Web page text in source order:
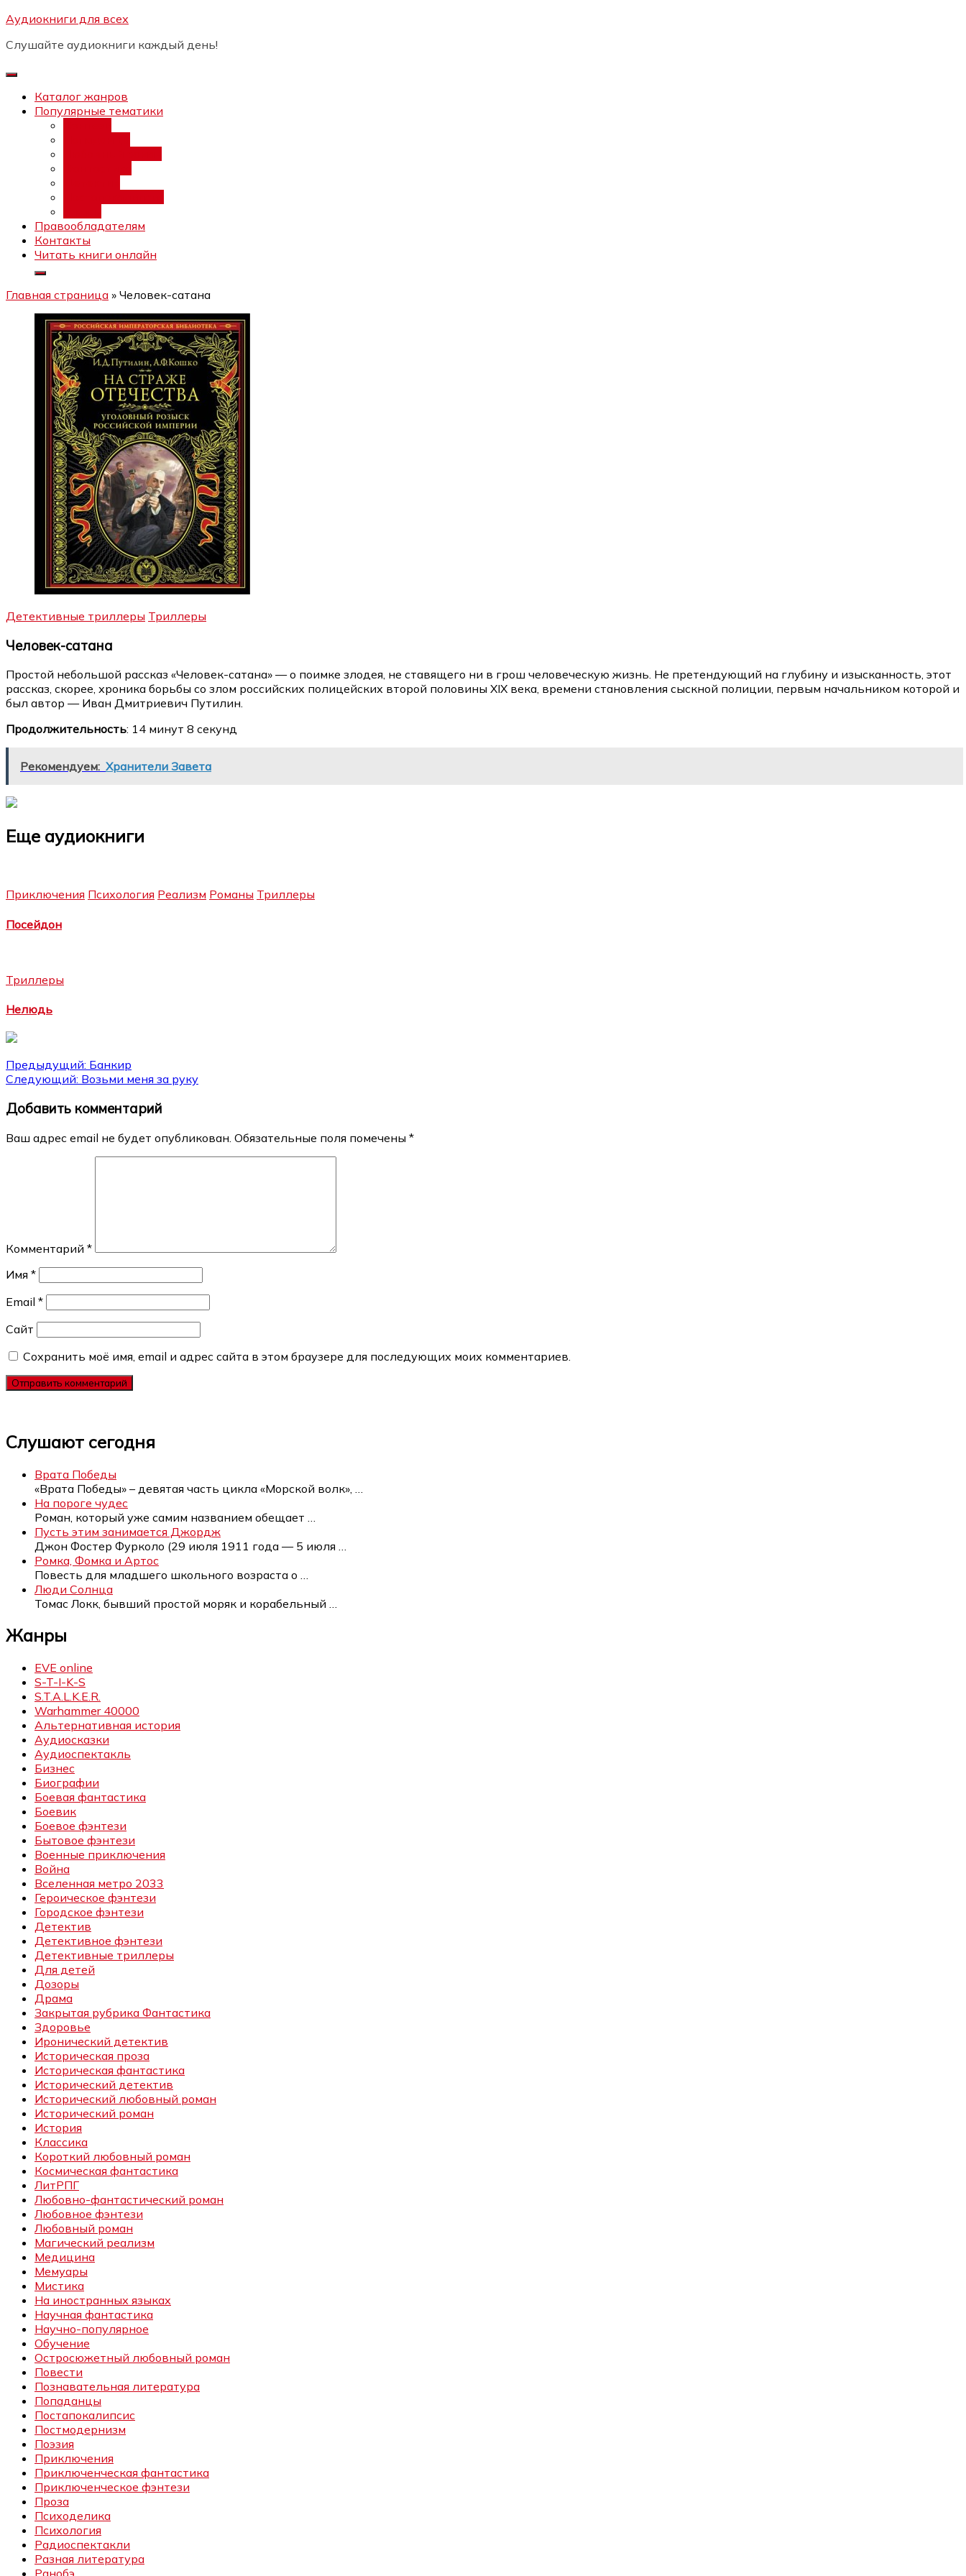
Перейти
содержимому
Аудиокниги для всех
Слушайте аудиокниги каждый день!
Каталог жанров
Популярные тематики
Правообладателям
Контакты
Читать книги онлайн
Главная страница » Человек-сатана
Детективные триллеры Триллеры
Человек-сатана
Простой небольшой рассказ «Человек-сатана» — о поимке злодея, не ставящего ни в грош человеческую жизнь. Не претендующий на глубину и изысканность, этот
рассказ, скорее, хроника борьбы со злом российских полицейских второй половины XIX века, времени становления сыскной полиции, первым начальником которой и
был автор — Иван Дмитриевич Путилин.
Продолжительность: 14 минут 8 секунд
Рекомендуем: Хранители Завета
Еще аудиокниги
Приключения Психология Реализм Романы Триллеры
Посейдон
Триллеры
Нелюдь
Навигация
по
записям
Предыдущий: Банкир
Следующий: Возьми меня за руку
Добавить комментарий
Ваш адрес email не будет опубликован. Обязательные поля помечены *
Комментарий *
Имя *
Email *
Сайт
Сохранить моё имя, email и адрес сайта в этом браузере для последующих моих комментариев.
Слушают сегодня
Врата Победы
«Врата Победы» – девятая часть цикла «Морской волк»,
На пороге чудес
Роман, который уже самим названием обещает
Пусть этим занимается Джордж
Джон Фостер Фурколо (29 июля 1911 года — 5 июля
Ромка, Фомка и Артос
Повесть для младшего школьного возраста о
Люди Солнца
Томас Локк, бывший простой моряк и корабельный
Жанры
EVE online
S-T-I-K-S
S.T.A.L.K.E.R.
Warhammer 40000
Альтернативная история
Аудиосказки
Аудиоспектакль
Бизнес
Биографии
Боевая фантастика
Боевик
Боевое фэнтези
Бытовое фэнтези
Военные приключения
Война
Вселенная метро 2033
Героическое фэнтези
Городское фэнтези
Детектив
Детективное фэнтези
Детективные триллеры
Для детей
Дозоры
Драма
Закрытая рубрика Фантастика
Здоровье
Иронический детектив
Историческая проза
Историческая фантастика
Исторический детектив
Исторический любовный роман
Исторический роман
История
Классика
Короткий любовный роман
Космическая фантастика
ЛитРПГ
Любовно-фантастический роман
Любовное фэнтези
Любовный роман
Магический реализм
Медицина
Мемуары
Мистика
На иностранных языках
Научная фантастика
Научно-популярное
Обучение
Остросюжетный любовный роман
Повести
Познавательная литература
Попаданцы
Постапокалипсис
Постмодернизм
Поэзия
Приключения
Приключенческая фантастика
Приключенческое фэнтези
Проза
Психоделика
Психология
Радиоспектакли
Разная литература